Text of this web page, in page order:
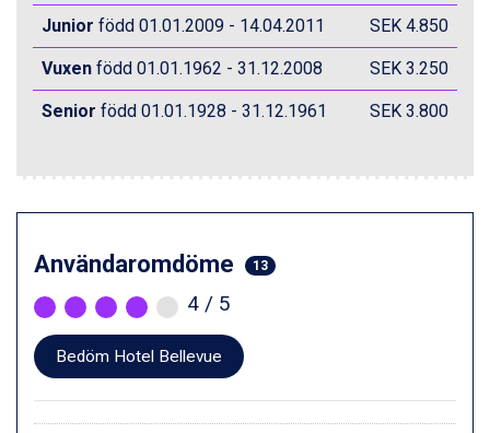
Bad Hofgastein från 8.595 kr.
Passo Tonale från 5.895 kr.
Sölden från 12.995 kr.
Sestriere från 6.945 kr.
Zell am See från 6.295 kr.
Canazei från 7.195 kr.
Livigno från 5.595 kr.
Ponte di Legno från 7.395 kr.
Sauze dOulx från 6.145 kr.
Alleghe från 8.545 kr.
Bad Gastein från 6.295 kr.
Arabba från 11.045 kr.
Junior född 01.01.2009 - 14.04.2011 SEK 4.850
Vuxen född 01.01.1962 - 31.12.2008 SEK 3.250
Senior född 01.01.1928 - 31.12.1961 SEK 3.800
Användaromdöme 13
4 / 5
Bedöm Hotel Bellevue